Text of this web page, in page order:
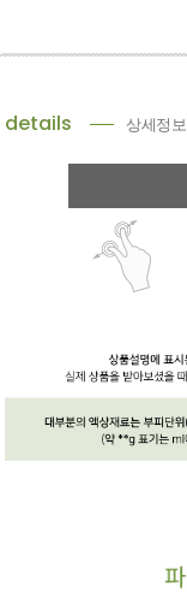
details 상세정보